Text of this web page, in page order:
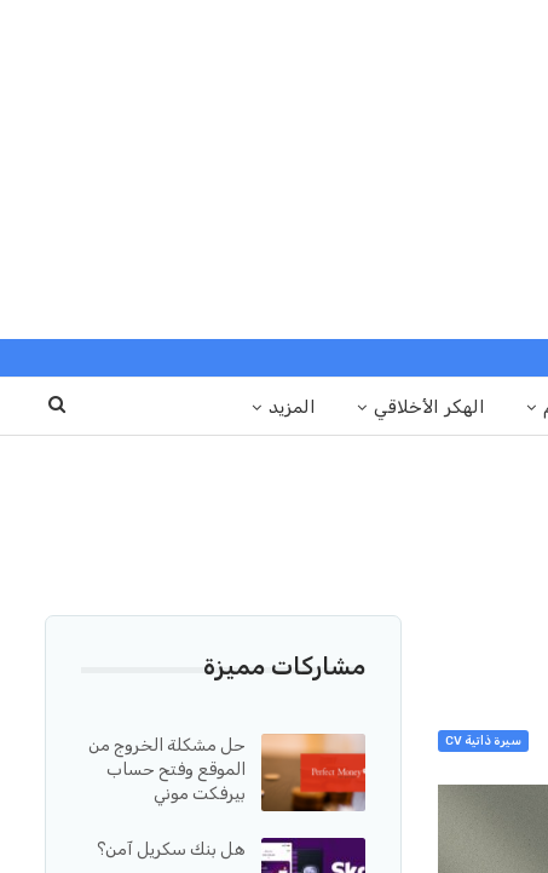
الهكر الأخلاقي المزيد
سيرة ذاتية CV
مشاركات مميزة
حل مشكلة الخروج من
الموقع وفتح حساب
بيرفكت موني
هل بنك سكريل آمن؟